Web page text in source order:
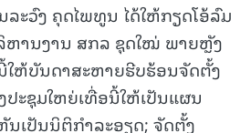
ະວົງ ຄຸດໄພທູນ ໄດ້ໃຫ້ກຽດໂອ້ລົມ
ຫານງານ ສກລ ຊຸດໃໝ່ ພາຍຫຼັງ
ໃຫ້ບັນດາສະຫາຍຮີບຮ້ອນຈັດຕັ້ງ
ະຊຸມໃຫຍ່ເທື່ອນີ້ໃຫ້ເປັນແຜນ
ນເປັນນິຕິກໍາລະອຽດ; ຈັດຕັ້ງ